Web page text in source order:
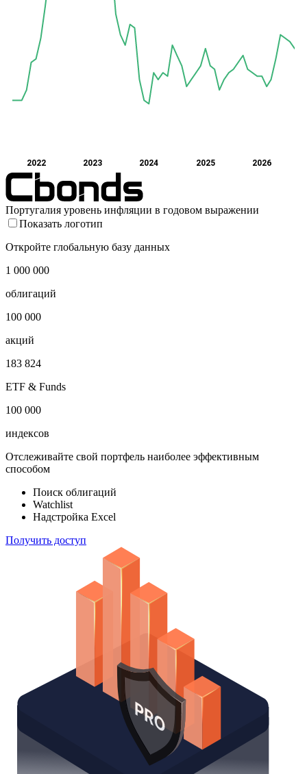
2022 2023 2024 2025 2026
Португалия уровень инфляции в годовом выражении
Показать логотип
Откройте глобальную базу данных
1 000 000
облигаций
100 000
акций
183 824
ETF & Funds
100 000
индексов
Отслеживайте свой портфель наиболее эффективным
способом
Поиск облигаций
Watchlist
Надстройка Excel
Получить доступ